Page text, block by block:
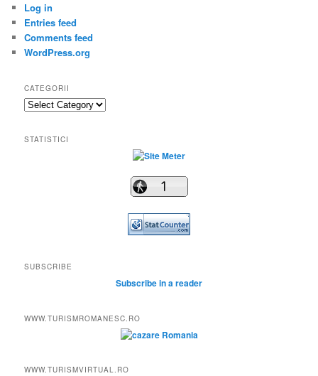
Log in
Entries feed
Comments feed
WordPress.org
CATEGORII
Categorii
STATISTICI
SUBSCRIBE
Subscribe in a reader
WWW.TURISMROMANESC.RO
WWW.TURISMVIRTUAL.RO